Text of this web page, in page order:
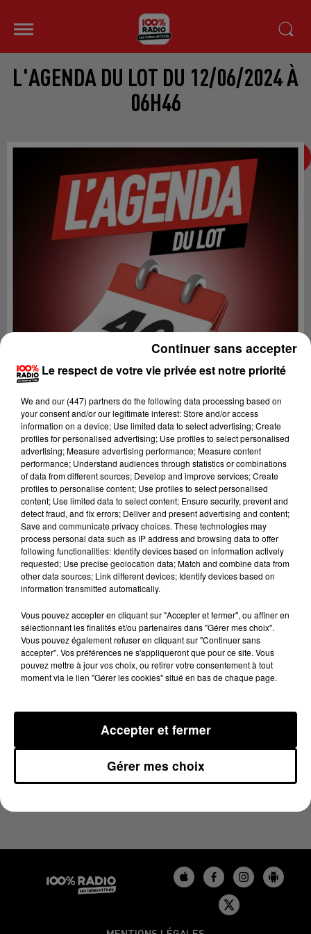
L'AGENDA DU LOT DU 12/06/2024 À
06H46
Lecture (1 min 14 sec)
100%
12 juin 2024 - 1 min 14 sec
L'AGENDA DU LOT DU 12/06/2024 À 06H46
Le respect de votre vie privée est notre priorité
We and our (447) partnersdo the following data processing based on
your consent and/or our legitimate interest: Store and/or access
information on a device; Use limited data to select advertising; Create
profiles for personalised advertising; Use profiles to select personalised
advertising; Measure advertising performance; Measure content
performance; Understand audiences through statistics or combinations
of data from different sources; Develop and improve services; Create
profiles to personalise content; Use profiles to select personalised
content; Use limited data to select content; Ensure security, prevent and
detect fraud, and fix errors; Deliver and present advertising and content;
Save and communicate privacy choices. These technologies may
process personal data such as IP address and browsing data to offer
following functionalities: Identify devices based on information actively
requested; Use precise geolocation data; Match and combine data from
other data sources; Link different devices; Identify devices based on
information transmitted automatically.
Vous pouvez accepter en cliquant sur "Accepter et fermer", ou affiner en
sélectionnant les finalités et/ou partenaires dans "Gérer mes choix".
Vous pouvez également refuser en cliquant sur "Continuer sans
accepter". Vos préférences ne s'appliqueront que pour ce site. Vous
pouvez mettre à jour vos choix, ou retirer votre consentement à tout
moment via le lien "Gérer les cookies" situé en bas de chaque page.
Gérer mes choix
Accepter et fermer
Continuer sans accepter